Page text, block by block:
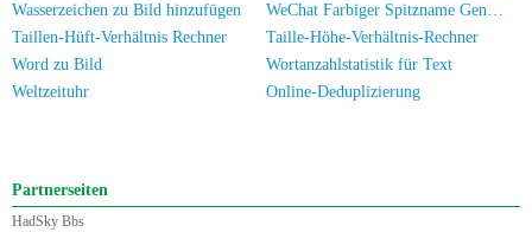
Wasserzeichen zu Bild hinzufügen
WeChat Farbiger Spitzname Generator
Taillen-Hüft-Verhältnis Rechner
Taille-Höhe-Verhältnis-Rechner
Word zu Bild
Wortanzahlstatistik für Text
Weltzeituhr
Online-Deduplizierung
Partnerseiten
HadSky Bbs